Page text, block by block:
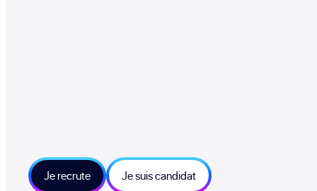
Je recrute Je suis candidat